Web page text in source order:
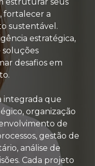
estruturar seus
fortalecer a
sustentável.
estratégica,
soluções
desafios em
integrada que
organização
de
gestão de
análise de
Cada projeto